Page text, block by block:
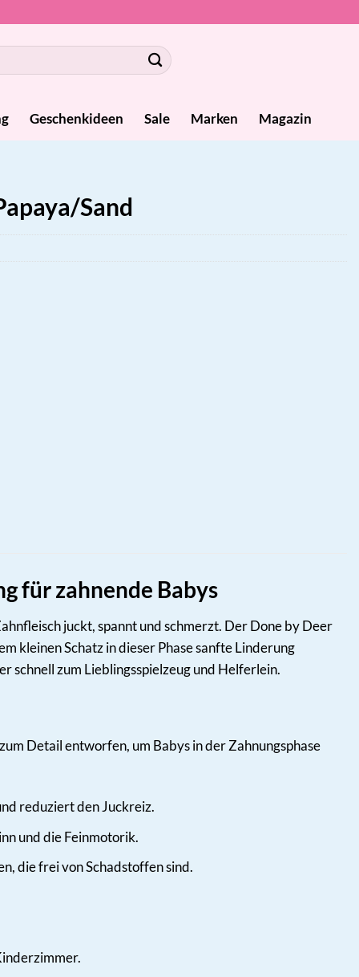
Geschenkideen Sale Marken Magazin
Sand
für zahnende Babys
juckt, spannt und schmerzt. Der Done by Deer
kleinen Schatz in dieser Phase sanfte Linderung
schnell zum Lieblingsspielzeug und Helferlein.
Detail entworfen, um Babys in der Zahnungsphase
reduziert den Juckreiz.
und die Feinmotorik.
die frei von Schadstoffen sind.